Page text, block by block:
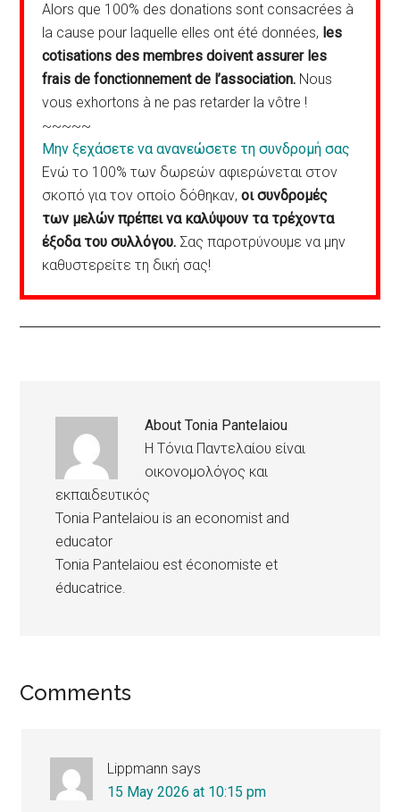
Alors que 100% des donations sont consacrées à
la cause pour laquelle elles ont été données, les
cotisations des membres doivent assurer les
frais de fonctionnement de l’association. Nous
vous exhortons à ne pas retarder la vôtre !
~~~~~
Μην ξεχάσετε να ανανεώσετε τη συνδρομή σας
Ενώ το 100% των δωρεών αφιερώνεται στον
σκοπό για τον οποίο δόθηκαν,οι συνδρομές
των μελών πρέπει να καλύψουν τα τρέχοντα
έξοδα του συλλόγου. Σας παροτρύνουμε να μην
καθυστερείτε τη δική σας!
AboutTonia Pantelaiou
Η Τόνια Παντελαίου είναι
οικονομολόγος και
εκπαιδευτικός
Tonia Pantelaiou is an economist and
educator
Tonia Pantelaiou est économiste et
éducatrice.
Reader
Comments
Lippmann says
15 May 2026 at 10:15 pm